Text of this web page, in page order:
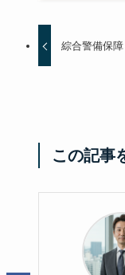
綜合警備保
この記事